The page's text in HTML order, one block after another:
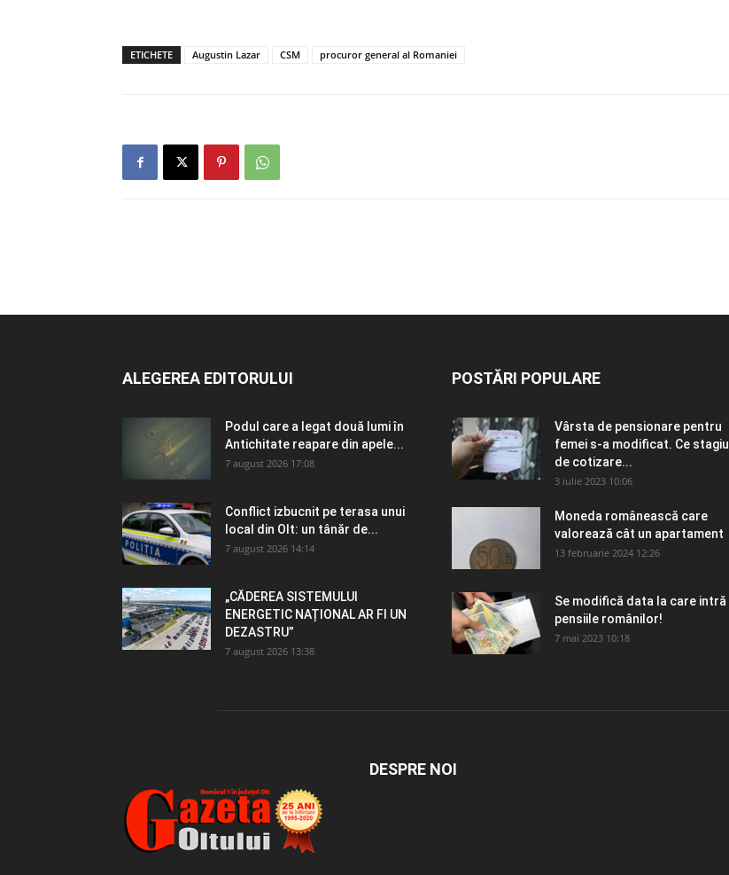
ETICHETE Augustin Lazar CSM procuror general al Romaniei
ALEGEREA EDITORULUI
Podul care a legat două lumi în
Antichitate reapare din apele...
7 august 2026 17:08
Conflict izbucnit pe terasa unui
local din Olt: un tânăr de...
7 august 2026 14:14
„CĂDEREA SISTEMULUI
ENERGETIC NAȚIONAL AR FI UN
DEZASTRU”
7 august 2026 13:38
POSTĂRI POPULARE
Vârsta de pensionare pentru
femei s-a modificat. Ce stagiu
de cotizare...
3 iulie 2023 10:06
Moneda românească care
valorează cât un apartament
13 februarie 2024 12:26
Se modifică data la care intră
pensiile românilor!
7 mai 2023 10:18
DESPRE NOI